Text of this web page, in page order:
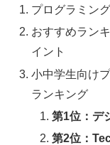
プログラミン
おすすめラン
イント
小中学生向け
ランキング
第1位：デ
第2位：